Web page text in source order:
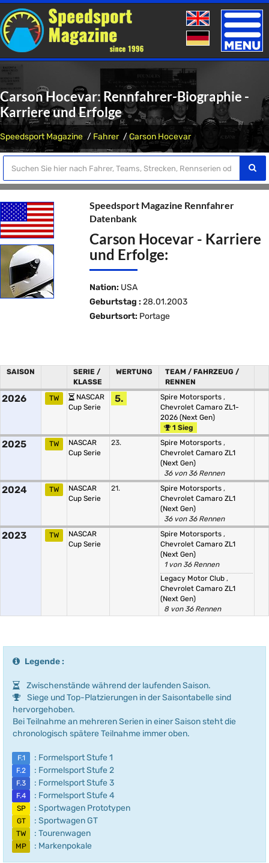
Toggle
Carson Hocevar: Rennfahrer-Biographie -
Karriere und Erfolge
Speedsport Magazine Fahrer Carson Hocevar
Speedsport Magazine Rennfahrer
Datenbank
Carson Hocevar - Karriere
und Erfolge:
Nation: USA
Geburtstag : 28.01.2003
Geburtsort: Portage
SAISON
SERIE /
KLASSE
WERTUNG
TEAM / FAHRZEUG /
RENNEN
2026 TW
NASCAR
Cup Serie
5. Spire Motorsports ,
Chevrolet Camaro ZL1-
2026 (Next Gen)
1 Sieg
2025 TW
NASCAR
Cup Serie
23. Spire Motorsports ,
Chevrolet Camaro ZL1
(Next Gen)
36 von 36 Rennen
2024 TW
NASCAR
Cup Serie
21. Spire Motorsports ,
Chevrolet Camaro ZL1
(Next Gen)
36 von 36 Rennen
2023 TW
NASCAR
Cup Serie
Spire Motorsports ,
Chevrolet Camaro ZL1
(Next Gen)
1 von 36 Rennen
Legacy Motor Club ,
Chevrolet Camaro ZL1
(Next Gen)
8 von 36 Rennen
Legende :
Zwischenstände während der laufenden Saison.
Siege und Top-Platzierungen in der Saisontabelle sind
hervorgehoben.
Bei Teilnahme an mehreren Serien in einer Saison steht die
chronologisch spätere Teilnahme immer oben.
F.1 : Formelsport Stufe 1
F.2 : Formelsport Stufe 2
F.3 : Formelsport Stufe 3
F.4 : Formelsport Stufe 4
SP : Sportwagen Prototypen
GT : Sportwagen GT
TW : Tourenwagen
MP : Markenpokale